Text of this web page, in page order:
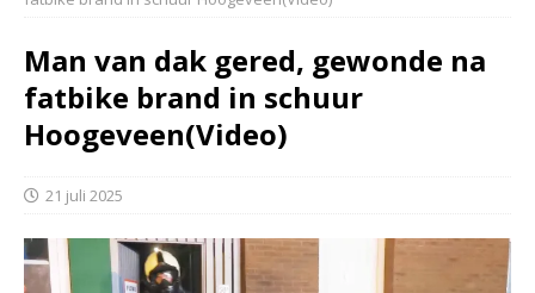
Man van dak gered, gewonde na
fatbike brand in schuur
Hoogeveen(Video)
21 juli 2025